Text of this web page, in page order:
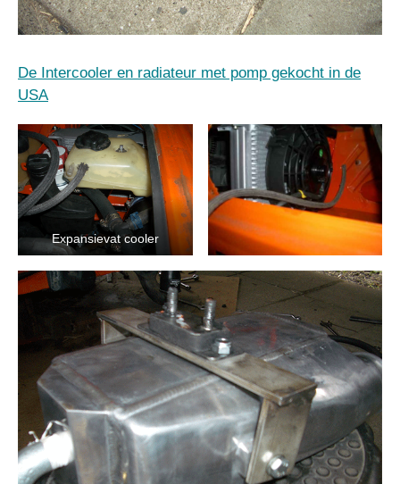
De Intercooler en radiateur met pomp gekocht in de
USA
Expansievat cooler